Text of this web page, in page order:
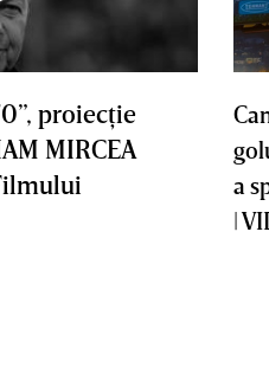
proiecţie
MIRCEA
a
|